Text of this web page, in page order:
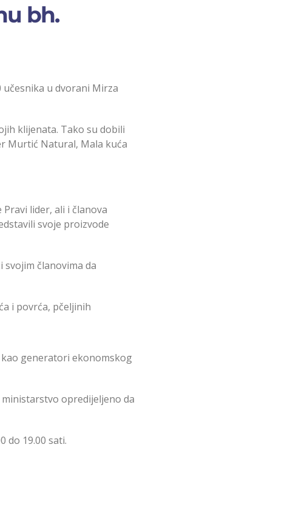
bh.
učesnika u dvorani Mirza
klijenata. Tako su dobili
Murtić Natural, Mala kuća
lider, ali i članova
svoje proizvode
članovima da
i povrća, pčeljinih
generatori ekonomskog
opredijeljeno da
do 19.00 sati.